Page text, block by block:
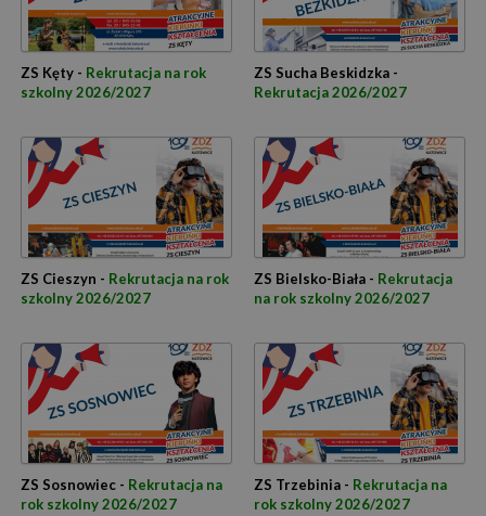
ZS Kęty - Rekrutacja na rok
szkolny 2026/2027
ZS Sucha Beskidzka -
Rekrutacja 2026/2027
ZS Cieszyn - Rekrutacja na rok
szkolny 2026/2027
ZS Bielsko-Biała - Rekrutacja
na rok szkolny 2026/2027
ZS Sosnowiec - Rekrutacja na
rok szkolny 2026/2027
ZS Trzebinia - Rekrutacja na
rok szkolny 2026/2027